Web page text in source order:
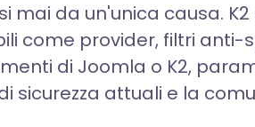
da un'unica causa.
come provider, filtri anti-
di Joomla o K2,
attuali e la